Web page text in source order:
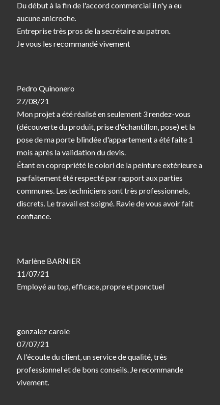
Du début à la fin de l'accord commercial il n'y a eu
aucune anicroche.
Entreprise très pros de la secrétaire au patron.
Je vous les recommandé vivement
Pedro Quinonero
27/08/21
Mon projet a été réalisé en seulement 3 rendez-vous
(découverte du produit, prise d'échantillon, pose) et la
pose de ma porte blindée d'appartement a été faite 1
mois après la validation du devis.
Étant en copropriété le colori de la peinture extérieure a
parfaitement été respecté par rapport aux parties
communes. Les techniciens sont très professionnels,
discrets. Le travail est soigné. Ravie de vous avoir fait
confiance.
Marlène BARNIER
11/07/21
Employé au top, efficace, propre et ponctuel
gonzalez carole
07/07/21
A l'écoute du client, un service de qualité, très
professionnel et de bons conseils. Je recommande
vivement.